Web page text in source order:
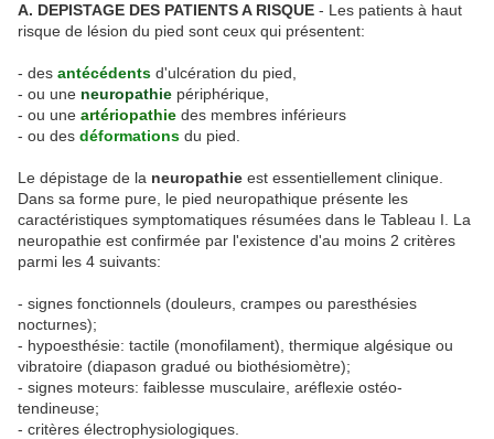
A. DEPISTAGE DES PATIENTS A RISQUE - Les patients à haut
risque de lésion du pied sont ceux qui présentent:
- des antécédents d'ulcération du pied,
- ou une neuropathie périphérique,
- ou une artériopathie des membres inférieurs
- ou des déformations du pied.
Le dépistage de la neuropathie est essentiellement clinique.
Dans sa forme pure, le pied neuropathique présente les
caractéristiques symptomatiques résumées dans le Tableau I. La
neuropathie est confirmée par l'existence d'au moins 2 critères
parmi les 4 suivants:
- signes fonctionnels (douleurs, crampes ou paresthésies
nocturnes);
- hypoesthésie: tactile (monofilament), thermique algésique ou
vibratoire (diapason gradué ou biothésiomètre);
- signes moteurs: faiblesse musculaire, aréflexie ostéo-
tendineuse;
- critères électrophysiologiques.